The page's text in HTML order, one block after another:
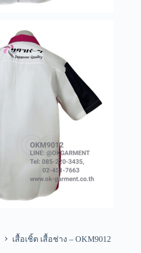
เสื้อเชิ้ต เสื้อช่าง – OKM9012